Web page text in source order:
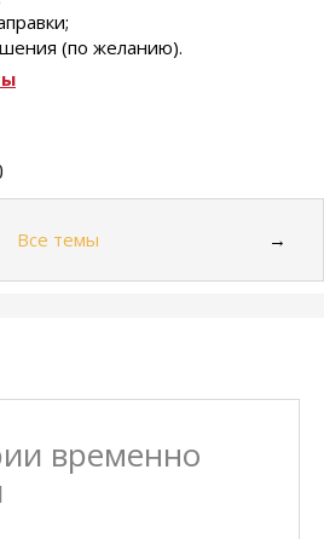
(по желанию).
Все темы →
временно